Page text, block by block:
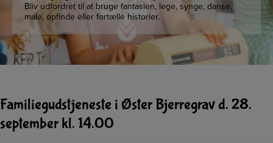
Bliv udfordret til at bruge fantasien, lege, synge, danse,
male, opfinde eller fortælle historier.
Familiegudstjeneste i Øster Bjerregrav d. 28.
september kl. 14.00